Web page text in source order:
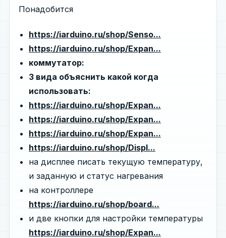
Понадобится
https://iarduino.ru/shop/Senso...
https://iarduino.ru/shop/Expan...
коммутатор:
3 вида объяснить какой когда
использовать:
https://iarduino.ru/shop/Expan...
https://iarduino.ru/shop/Expan...
https://iarduino.ru/shop/Expan...
https://iarduino.ru/shop/Displ...
на дисплее писать текущую температуру,
и заданную и статус нагревания
на контроллере
https://iarduino.ru/shop/board...
и две кнопки для настройки температуры
https://iarduino.ru/shop/Expan...